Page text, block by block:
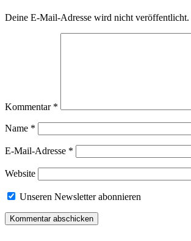
Deine E-Mail-Adresse wird nicht veröffentlicht.
Kommentar *
Name *
E-Mail-Adresse *
Website
Unseren Newsletter abonnieren